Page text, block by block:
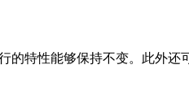
特性能够保持不变。此外